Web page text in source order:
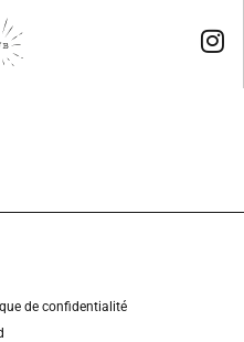
de confidentialité